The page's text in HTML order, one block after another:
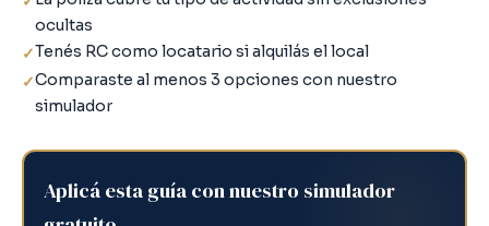
ocultas
Tenés RC como locatario si alquilás el local
Comparaste al menos 3 opciones con nuestro
simulador
Aplicá esta guía con nuestro simulador